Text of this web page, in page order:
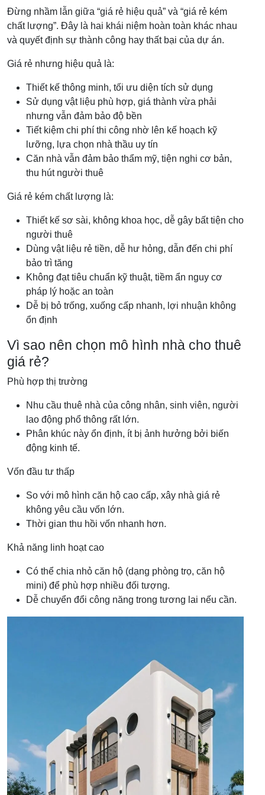
Đừng nhầm lẫn giữa “giá rẻ hiệu quả” và “giá rẻ kém
chất lượng”. Đây là hai khái niệm hoàn toàn khác nhau
và quyết định sự thành công hay thất bại của dự án.
Giá rẻ nhưng hiệu quả là:
Thiết kế thông minh, tối ưu diện tích sử dụng
Sử dụng vật liệu phù hợp, giá thành vừa phải
nhưng vẫn đảm bảo độ bền
Tiết kiệm chi phí thi công nhờ lên kế hoạch kỹ
lưỡng, lựa chọn nhà thầu uy tín
Căn nhà vẫn đảm bảo thẩm mỹ, tiện nghi cơ bản,
thu hút người thuê
Giá rẻ kém chất lượng là:
Thiết kế sơ sài, không khoa học, dễ gây bất tiện cho
người thuê
Dùng vật liệu rẻ tiền, dễ hư hỏng, dẫn đến chi phí
bảo trì tăng
Không đạt tiêu chuẩn kỹ thuật, tiềm ẩn nguy cơ
pháp lý hoặc an toàn
Dễ bị bỏ trống, xuống cấp nhanh, lợi nhuận không
ổn định
Vì sao nên chọn mô hình nhà cho thuê
giá rẻ?
Phù hợp thị trường
Nhu cầu thuê nhà của công nhân, sinh viên, người
lao động phổ thông rất lớn.
Phân khúc này ổn định, ít bị ảnh hưởng bởi biến
động kinh tế.
Vốn đầu tư thấp
So với mô hình căn hộ cao cấp, xây nhà giá rẻ
không yêu cầu vốn lớn.
Thời gian thu hồi vốn nhanh hơn.
Khả năng linh hoạt cao
Có thể chia nhỏ căn hộ (dạng phòng trọ, căn hộ
mini) để phù hợp nhiều đối tượng.
Dễ chuyển đổi công năng trong tương lai nếu cần.